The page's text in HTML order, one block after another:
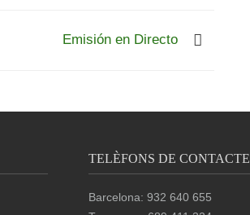
Emisión en Directo
TELÈFONS DE CONTACTE
Barcelona: 932 640 655